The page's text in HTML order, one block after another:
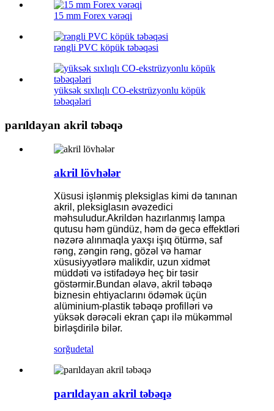
15 mm Forex vərəqi
rəngli PVC köpük təbəqəsi
yüksək sıxlıqlı CO-ekstrüzyonlu köpük
təbəqələri
parıldayan akril təbəqə
akril lövhələr
Xüsusi işlənmiş pleksiglas kimi də tanınan
akril, pleksiglasın əvəzedici
məhsuludur.Akrildən hazırlanmış lampa
qutusu həm gündüz, həm də gecə effektləri
nəzərə alınmaqla yaxşı işıq ötürmə, saf
rəng, zəngin rəng, gözəl və hamar
xüsusiyyətlərə malikdir, uzun xidmət
müddəti və istifadəyə heç bir təsir
göstərmir.Bundan əlavə, akril təbəqə
biznesin ehtiyaclarını ödəmək üçün
alüminium-plastik təbəqə profilləri və
yüksək dərəcəli ekran çapı ilə mükəmməl
birləşdirilə bilər.
sorğudetal
parıldayan akril təbəqə